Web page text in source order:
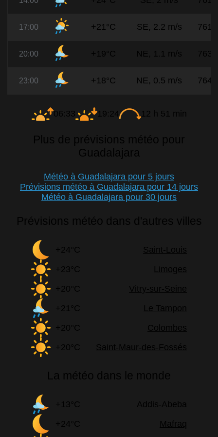
17:00 +21°C SE, 2.2 m/s 761
20:00 +19°C NE, 1.1 m/s 763
23:00 +18°C NE, 0.5 m/s 764
06:33 19:24 12 h 51 min
Plus de prévisions météo pour
Guadalajara
Météo à Guadalajara pour 5 jours
Prévisions météo à Guadalajara pour 14 jours
Météo à Guadalajara pour 30 jours
Prévisions météo dans d'autres villes
+24°C
Saint-Louis
+23°C
Limoges
+20°C
Vitry-sur-Seine
+21°C
Le Tampon
+20°C
Colombes
+20°C
Saint-Maur-des-Fossés
La météo dans le monde
+13°C
Addis-Abeba
+24°C
Mafraq